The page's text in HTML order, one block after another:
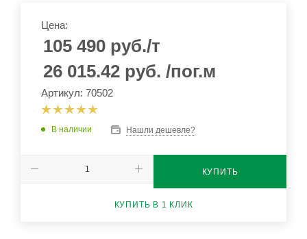
Цена:
105 490 руб./т
26 015.42 руб. /пог.м
Артикул: 70502
В наличии Нашли дешевле?
КУПИТЬ
КУПИТЬ В 1 КЛИК